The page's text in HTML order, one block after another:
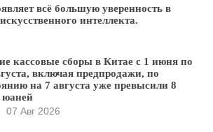
всё большую уверенность в
интеллекта.
кассовые сборы в Китае с 1 июня по
включая предпродажи, по
на 7 августа уже превысили 8
юаней
07 Авг 2026